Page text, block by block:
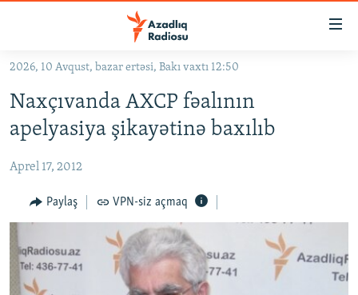
Əsas
qayıt
Əsas
naviqasiyaya
qayıt
#İZAHLA
KORRUPSIOMETR
#ƏSLINDƏ
FƏRQƏ BAX
QANUNI DOĞRU
ARAŞDIRMA
MULTIMEDIA
2026, 10 Avqust, bazar ertəsi, Bakı vaxtı 12:50
Naxçıvanda AXCP fəalının
apelyasiya şikayətinə baxılıb
Aprel 17, 2012
Paylaş VPN-siz açmaq